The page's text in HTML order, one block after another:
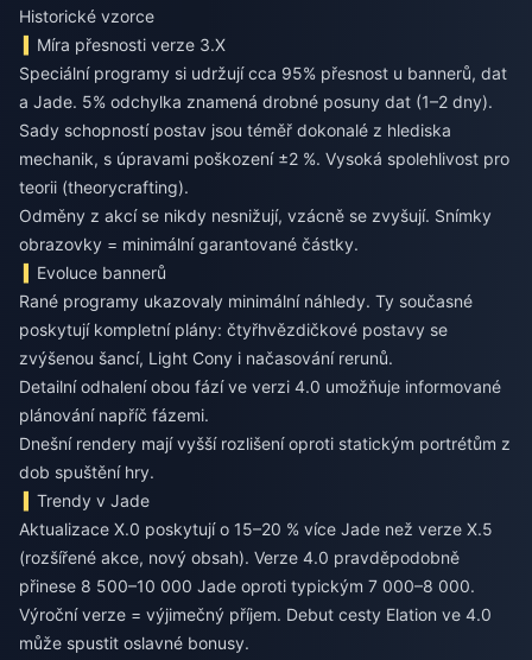
Historické vzorce
Míra přesnosti verze 3.X
Speciální programy si udržují cca 95% přesnost u bannerů, dat
a Jade. 5% odchylka znamená drobné posuny dat (1–2 dny).
Sady schopností postav jsou téměř dokonalé z hlediska
mechanik, s úpravami poškození ±2 %. Vysoká spolehlivost pro
teorii (theorycrafting).
Odměny z akcí se nikdy nesnižují, vzácně se zvyšují. Snímky
obrazovky = minimální garantované částky.
Evoluce bannerů
Rané programy ukazovaly minimální náhledy. Ty současné
poskytují kompletní plány: čtyřhvězdičkové postavy se
zvýšenou šancí, Light Cony i načasování rerunů.
Detailní odhalení obou fází ve verzi 4.0 umožňuje informované
plánování napříč fázemi.
Dnešní rendery mají vyšší rozlišení oproti statickým portrétům z
dob spuštění hry.
Trendy v Jade
Aktualizace X.0 poskytují o 15–20 % více Jade než verze X.5
(rozšířené akce, nový obsah). Verze 4.0 pravděpodobně
přinese 8 500–10 000 Jade oproti typickým 7 000–8 000.
Výroční verze = výjimečný příjem. Debut cesty Elation ve 4.0
může spustit oslavné bonusy.